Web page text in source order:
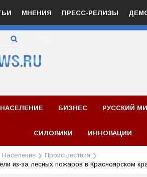
МНЕНИЯ ПРЕСС-РЕЛИЗЫ
НАСЕЛЕНИЕ БИЗНЕС РУССКИЙ
СИЛОВИКИ ИННОВАЦИИ
Население
Происшествия
из-за лесных пожаров в Красноярском